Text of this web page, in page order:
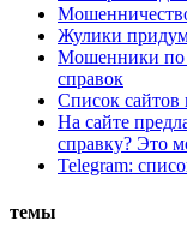
Жулики
Мошенники по
справок
Список
На сайте
справку? Это
Telegram:
темы